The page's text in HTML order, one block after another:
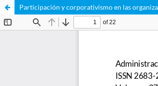
Participación y corporativismo en las